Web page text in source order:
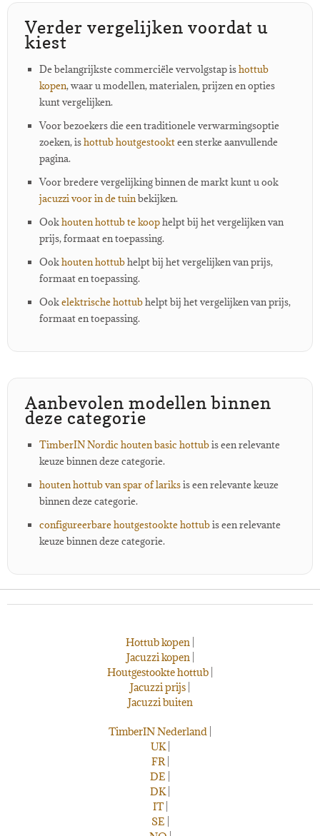
Verder vergelijken voordat u
kiest
De belangrijkste commerciële vervolgstap ishottub
kopen, waar u modellen, materialen, prijzen en opties
kunt vergelijken.
Voor bezoekers die een traditionele verwarmingsoptie
zoeken, ishottub houtgestookteen sterke aanvullende
pagina.
Voor bredere vergelijking binnen de markt kunt u ook
jacuzzi voor in de tuinbekijken.
Ookhouten hottub te koophelpt bij het vergelijken van
prijs, formaat en toepassing.
Ookhouten hottubhelpt bij het vergelijken van prijs,
formaat en toepassing.
Ookelektrische hottubhelpt bij het vergelijken van prijs,
formaat en toepassing.
Aanbevolen modellen binnen
deze categorie
TimberIN Nordic houten basic hottubis een relevante
keuze binnen deze categorie.
houten hottub van spar of lariksis een relevante keuze
binnen deze categorie.
configureerbare houtgestookte hottubis een relevante
keuze binnen deze categorie.
Hottub kopen
Jacuzzi kopen
Houtgestookte hottub
Jacuzzi prijs
Jacuzzi buiten
TimberIN Nederland
UK|
FR|
DE
DK
IT|
SE